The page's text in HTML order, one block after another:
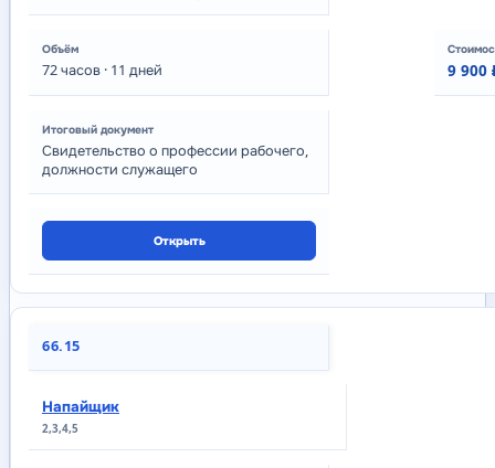
72часов · 11 дней
Свидетельство о профессии рабочего,
должности служащего
9 900
Открыть
66.15
Напайщик
2,3,4,5